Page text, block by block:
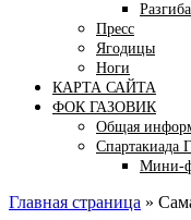
Пресс
Ягодицы
Ноги
КАРТА САЙТА
ФОК ГАЗОВИК
Общая
Мини-
Главная страница »